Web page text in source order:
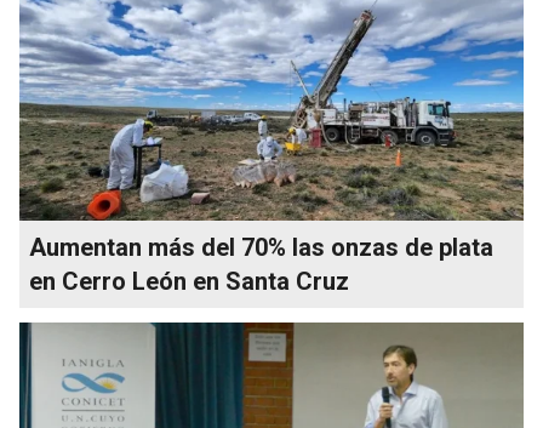
Aumentan más del 70% las onzas de plata
en Cerro León en Santa Cruz